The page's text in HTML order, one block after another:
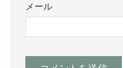
メール